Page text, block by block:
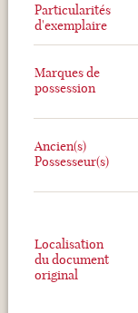
Particularités
d'exemplaire
Marques de
possession
Ancien(s)
Possesseur(s)
Localisation
du document
original